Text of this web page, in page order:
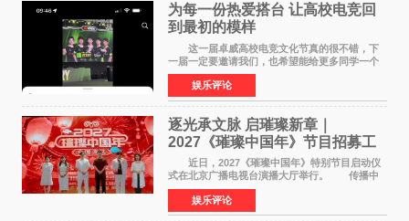
为每一份热爱搭台 让高校电竞回
到最初的模样
这一届卓威高校电竞文化节真的很不错，下
一届一定要邀请我们，也希望能给更多同学一个
来到现场的机会。 2026卓威高校电竞文化节
已经落下帷幕，在活动结束后，仍有不少高校电
竞社负责人和现
娱乐评论
逐光承文脉 启璀璨新章｜
2027《璀璨中国年》节目招募工
作圆满启动
近日，2027《璀璨中国年》特别节目启动仪
式在北京广播电视台演播大厅举行。 传播中
华优秀传统文化，弘扬纯正国风艺术，打造高规
格、高质感、正能量的文艺盛典，是璀璨中国年
矢志不渝的初心
娱乐评论